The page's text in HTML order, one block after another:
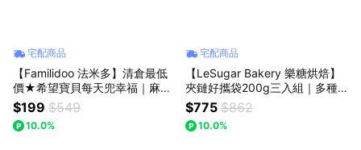
宅配商品
【Familidoo 法米多】清倉最低
價★希望寶貝每天兜幸福｜麻賽
爾纖維小圍兜 [二入組]
$199 $549
10.0%
宅配商品
【LeSugar Bakery 樂糖烘焙】
夾鏈好攜袋200g三入組｜多種
口味牛軋糖｜手工製作｜柔軟不
黏牙｜節日送禮首選｜方便攜帶
好分享｜
$775 $862
10.0%